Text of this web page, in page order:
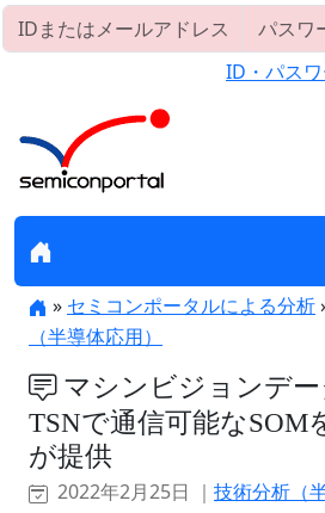
ID・パス
» セミコンポータルによる分析
（半導体応用）
マシンビジョンデー
TSNで通信可能なSOM
が提供
2022年2月25日 ｜ 技術分析（